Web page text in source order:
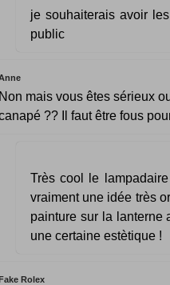
je souhaiterais avoir
public
mais vous êtes sérieux
?? Il faut être fous
Très cool le
vraiment une idée très
painture sur la lanterne
une certaine estètique !
Rolex